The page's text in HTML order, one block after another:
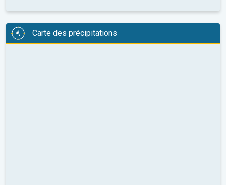
Carte des précipitations